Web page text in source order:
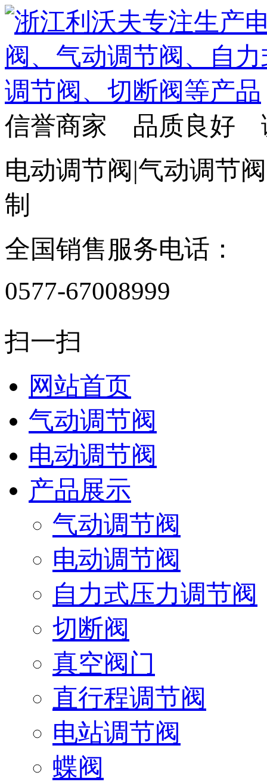
信誉商家 品质良好
电动调节阀|气动调节
制
全国销售服务电话：
0577-67008999
扫一扫
网站首页
气动调节阀
电动调节阀
产品展示
气动调节阀
电动调节阀
自力式压力调节阀
切断阀
真空阀门
直行程调节阀
电站调节阀
蝶阀